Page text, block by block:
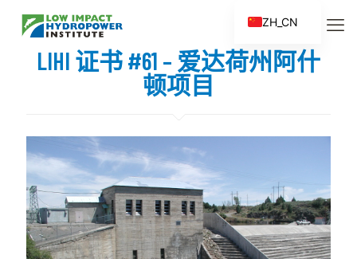
LIHI 证书 #61 – 爱达荷州阿什
顿项目
ZH_CN
EN
ES